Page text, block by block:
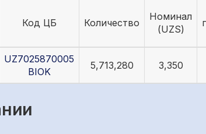
Код ЦБ Количество
Номинал
(UZS)
UZ7025870005
BIOK
5,713,280 3,350